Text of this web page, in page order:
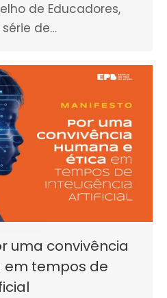
de Educadores,
de…
uma convivência
em tempos de